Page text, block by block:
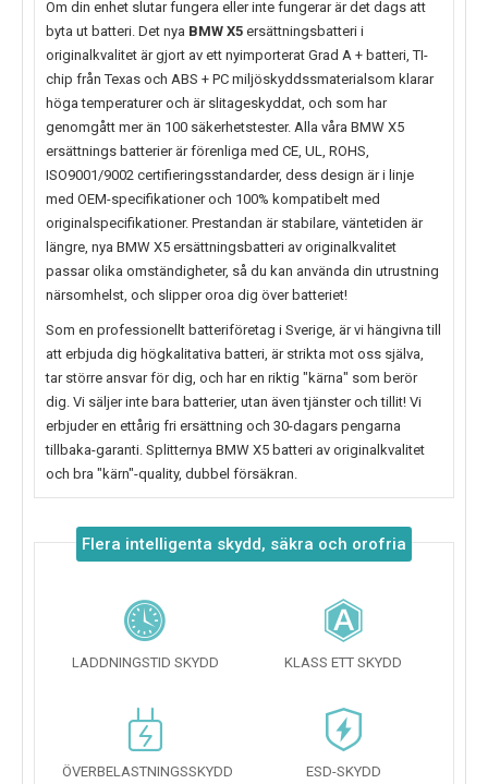
Om din enhet slutar fungera eller inte fungerar är det dags att
byta ut batteri. Det nya BMW X5 ersättningsbatteri i
originalkvalitet är gjort av ett nyimporterat Grad A + batteri, TI-
chip från Texas och ABS + PC miljöskyddssmaterialsom klarar
höga temperaturer och är slitageskyddat, och som har
genomgått mer än 100 säkerhetstester. Alla våra BMW X5
ersättnings batterier är förenliga med CE, UL, ROHS,
ISO9001/9002 certifieringsstandarder, dess design är i linje
med OEM-specifikationer och 100% kompatibelt med
originalspecifikationer. Prestandan är stabilare, väntetiden är
längre, nya BMW X5 ersättningsbatteri av originalkvalitet
passar olika omständigheter, så du kan använda din utrustning
närsomhelst, och slipper oroa dig över batteriet!
Som en professionellt batteriföretag i Sverige, är vi hängivna till
att erbjuda dig högkalitativa batteri, är strikta mot oss själva,
tar större ansvar för dig, och har en riktig "kärna" som berör
dig. Vi säljer inte bara batterier, utan även tjänster och tillit! Vi
erbjuder en ettårig fri ersättning och 30-dagars pengarna
tillbaka-garanti. Splitternya BMW X5 batteri av originalkvalitet
och bra "kärn"-quality, dubbel försäkran.
Flera intelligenta skydd, säkra och orofria
LADDNINGSTID SKYDD KLASS ETT SKYDD
ÖVERBELASTNINGSSKYDD ESD-SKYDD